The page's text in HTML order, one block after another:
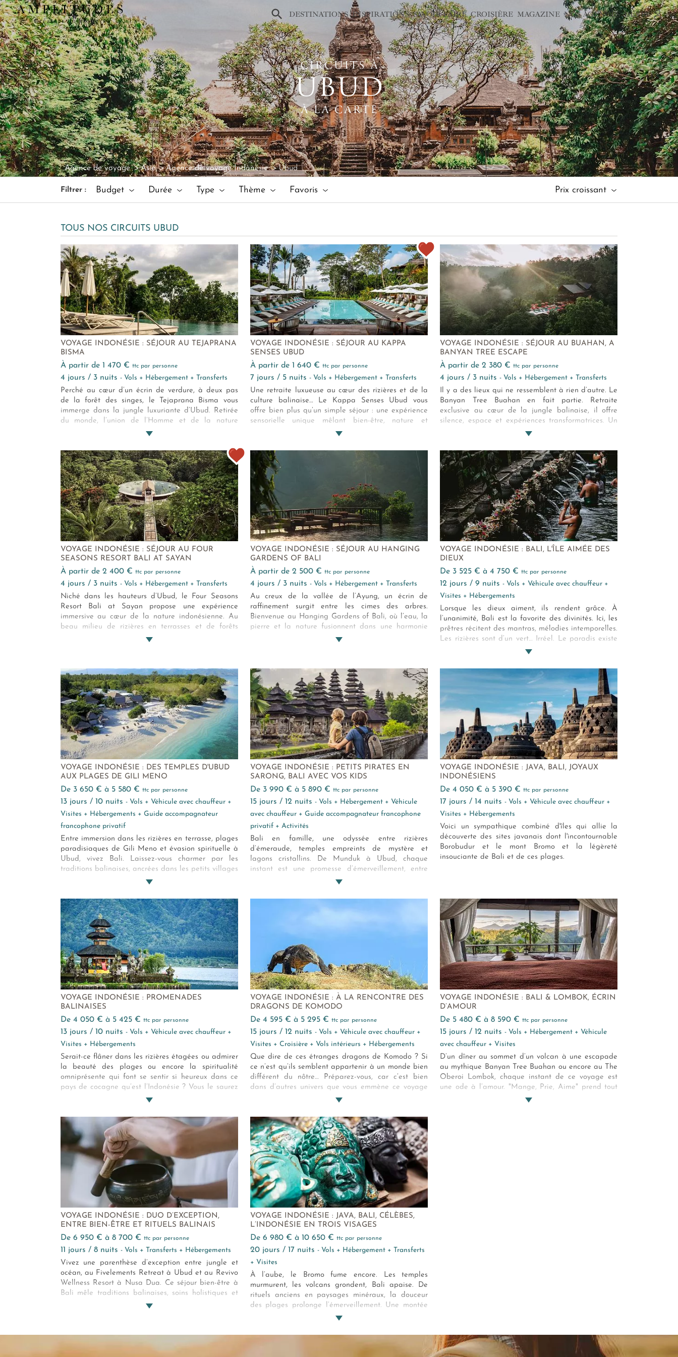
× DESTINATIONS INSPIRATIONS SAVOIR-FAIRE CROISIÈRE MAGAZINE NOS AGENCES DEVIS
CIRCUITS À
UBUD
À LA CARTE
Agence de voyage Asie Agence de voyage Indonésie Ubud
Filtrer : Budget Durée Type Thème Favoris Prix croissant
TOUS NOS CIRCUITS UBUD
VOYAGE INDONÉSIE : SÉJOUR AU TEJAPRANA
BISMA
à partir de 1 470 € ttc par personne
4 jours / 3 nuits - Vols + Hébergement + Transferts
Perché au cœur d’un écrin de verdure, à deux pas
de la forêt des singes, le Tejaprana Bisma vous
immerge dans la jungle luxuriante d’Ubud. Retirée
du monde, l’union de l’Homme et de la nature
devient presque évidente. Modernité, tradition
VOYAGE INDONÉSIE : SÉJOUR AU KAPPA
SENSES UBUD
à partir de 1 640 € ttc par personne
7 jours / 5 nuits - Vols + Hébergement + Transferts
Une retraite luxueuse au cœur des rizières et de la
culture balinaise… Le Kappa Senses Ubud vous
offre bien plus qu’un simple séjour : une expérience
sensorielle unique mêlant bien-être, nature et
immersion culturelle. Découvrez un Bali authentique
éveiller vos sens et apaiser votre âme. L'expérience
d'un voyage d'exception.
VOYAGE INDONÉSIE : SÉJOUR AU BUAHAN, A
BANYAN TREE ESCAPE
à partir de 2 380 €ttc par personne
4 jours / 3 nuits- Vols + Hébergement + Transferts
Il y a des lieux qui ne ressemblent à rien d’autre. Le
Banyan Tree Buahan en fait partie. Retraite
exclusive au cœur de la jungle balinaise, il offre
silence, espace et expériences transformatrices. Un
luxe discret, pensé pour se reconnecter à soi, à la
VOYAGE INDONÉSIE : SÉJOUR AU FOUR
SEASONS RESORT BALI AT SAYAN
à partir de 2 400 € ttc par personne
4 jours / 3 nuits - Vols + Hébergement + Transferts
Niché dans les hauteurs d’Ubud, le Four Seasons
Resort Bali at Sayan propose une expérience
immersive au cœur de la nature indonésienne. Au
beau milieu de rizières en terrasses et de forêts
tropicales, laissez-vous aller à une déconnexion
VOYAGE INDONÉSIE : SÉJOUR AU HANGING
GARDENS OF BALI
à partir de 2 500 € ttc par personne
4 jours / 3 nuits - Vols + Hébergement + Transferts
Au creux de la vallée de l’Ayung, un écrin de
raffinement surgit entre les cimes des arbres.
Bienvenue au Hanging Gardens of Bali, où l’eau, la
pierre et la nature fusionnent dans une harmonie
VOYAGE INDONÉSIE : BALI, L'ÎLE AIMÉE DES
DIEUX
de 3 525 € à 4 750 €ttc par personne
12 jours / 9 nuits- Vols + Véhicule avec chauffeur +
Visites + Hébergements
Lorsque les dieux aiment, ils rendent grâce. À
l’unanimité, Bali est la favorite des divinités. Ici, les
prêtres récitent des mantras, mélodies intemporelles.
Les rizières sont d’un vert… Irréel. Le paradis existe
et vous allez le rencontrer sur une plage de Bali ou
circuit de 12 jours. Bien-aimée Bali…
VOYAGE INDONÉSIE : DES TEMPLES D'UBUD
AUX PLAGES DE GILI MENO
de 3 650 € à 5 580 € ttc par personne
13 jours / 10 nuits - Vols + Véhicule avec chauffeur +
Visites + Hébergements + Guide accompagnateur
francophone privatif
Entre immersion dans les rizières en terrasse, plages
paradisiaques de Gili Meno et évasion spirituelle à
Ubud, vivez Bali. Laissez-vous charmer par les
traditions balinaises, ancrées dans les petits villages
de l’île des Dieux, admirez les paysages grandioses
sources sacrées de Tirta Empul.
VOYAGE INDONÉSIE : PETITS PIRATES EN
SARONG, BALI AVEC VOS KIDS
de 3 990 € à 5 890 € ttc par personne
15 jours / 12 nuits - Vols + Hébergement + Véhicule
avec chauffeur + Guide accompagnateur francophone
privatif + Activités
Bali en famille, une odyssée entre rizières
d’émeraude, temples empreints de mystère et
lagons cristallins. De Munduk à Ubud, chaque
instant est une promesse d’émerveillement, entre
rencontres sincères et découvertes inoubliables.
un voyage où petits et grands tissent ensemble des
VOYAGE INDONÉSIE : JAVA, BALI, JOYAUX
INDONÉSIENS
de 4 050 € à 5 390 €ttc par personne
17 jours / 14 nuits- Vols + Véhicule avec chauffeur +
Visites + Hébergements
Voici un sympathique combiné d'îles qui allie la
découverte des sites javanais dont l'incontournable
Borobudur et le mont Bromo et la légèreté
insouciante de Bali et de ces plages.
VOYAGE INDONÉSIE : PROMENADES
BALINAISES
de 4 050 € à 5 425 € ttc par personne
13 jours / 10 nuits - Vols + Véhicule avec chauffeur +
Visites + Hébergements
Serait-ce flâner dans les rizières étagées ou admirer
la beauté des plages ou encore la spiritualité
omniprésente qui font se sentir si heureux dans ce
pays de cocagne qu’est l’Indonésie ? Vous le saurez
surement après ce beau voyage aux accents
cœur de l’âme balinaise !
VOYAGE INDONÉSIE : À LA RENCONTRE DES
DRAGONS DE KOMODO
de 4 595 € à 5 295 € ttc par personne
15 jours / 12 nuits - Vols + Véhicule avec chauffeur +
Visites + Croisière + Vols intérieurs + Hébergements
Que dire de ces étranges dragons de Komodo ? Si
ce n’est qu’ils semblent appartenir à un monde bien
différent du nôtre… Préparez-vous, car c’est bien
dans d’autres univers que vous emmène ce voyage
mêlant au charme d’Ubud et de Jimbaran une
de Komodo !
VOYAGE INDONÉSIE : BALI & LOMBOK, ÉCRIN
D’AMOUR
de 5 480 € à 8 590 €ttc par personne
15 jours / 12 nuits- Vols + Hébergement + Véhicule
avec chauffeur + Visites
D’un dîner au sommet d’un volcan à une escapade
au mythique Banyan Tree Buahan ou encore au The
Oberoi Lombok, chaque instant de ce voyage est
une ode à l’amour. "Mange, Prie, Aime" prend tout
son sens entre rizières enchantées, temples sacrés et
VOYAGE INDONÉSIE : DUO D’EXCEPTION,
ENTRE BIEN-ÊTRE ET RITUELS BALINAIS
de 6 950 € à 8 700 € ttc par personne
11 jours / 8 nuits - Vols + Transferts + Hébergements
Vivez une parenthèse d’exception entre jungle et
océan, au Fivelements Retreat à Ubud et au Revivo
Wellness Resort à Nusa Dua. Ce séjour bien-être à
Bali mêle traditions balinaises, soins holistiques et
luxe discret. Un duo harmonieux pour se ressourcer
VOYAGE INDONÉSIE : JAVA, BALI, CÉLÈBES,
L’INDONÉSIE EN TROIS VISAGES
de 6 980 € à 10 650 € ttc par personne
20 jours / 17 nuits - Vols + Hébergement + Transferts
+ Visites
À l’aube, le Bromo fume encore. Les temples
murmurent, les volcans grondent, Bali apaise. De
rituels anciens en paysages minéraux, la douceur
des plages prolonge l’émerveillement. Une montée
dans la brume, une offrande déposée à même le
mer.